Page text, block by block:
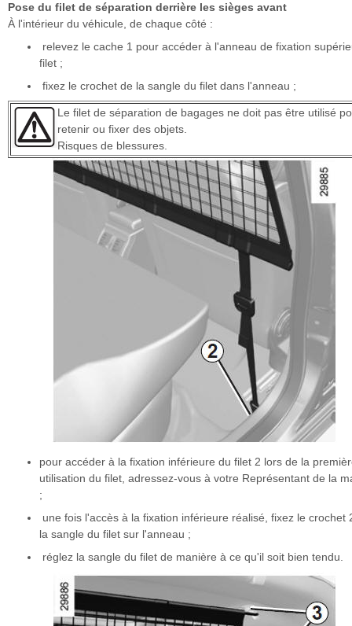
Pose du filet de séparation derrière les sièges avant
À l'intérieur du véhicule, de chaque côté :
relevez le cache 1 pour accéder à l'anneau de fixation
filet ;
fixez le crochet de la sangle du filet dans l'anneau ;
Le filet de séparation de bagages ne doit pas être utilisé
retenir ou fixer des objets.
Risques de blessures.
pour accéder à la fixation inférieure du filet 2 lors de la
utilisation du filet, adressez-vous à votre Représentant de la
;
une fois l'accès à la fixation inférieure réalisé, fixez le crochet
la sangle du filet sur l'anneau ;
réglez la sangle du filet de manière à ce qu'il soit bien tendu.